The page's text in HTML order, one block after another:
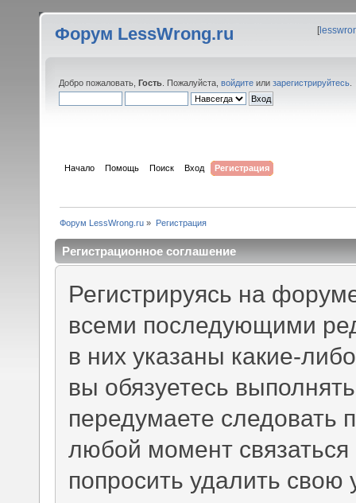
Форум LessWrong.ru [
Добро пожаловать, Гость . Пожалуйста, войдите или зарегистрируйтесь
Начало Помощь Поиск Вход Регистрация
Форум LessWrong.ru » Регистрация
Регистрационное соглашение
Регистрируясь на
всеми последующими
в них указаны какие-
вы обязуетесь
передумаете
любой момент
попросить удалить